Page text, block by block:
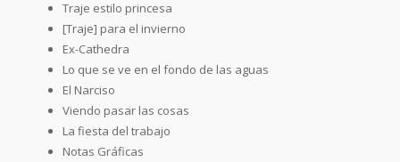
Traje estilo princesa
[Traje] para el invierno
Ex-Cathedra
Lo que se ve en el fondo de las aguas
El Narciso
Viendo pasar las cosas
La fiesta del trabajo
Notas Gráficas